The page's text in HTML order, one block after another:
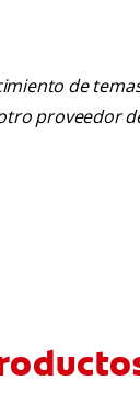
de
proveedor